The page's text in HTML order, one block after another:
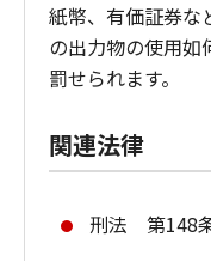
紙幣、有価証券な
の出力物の使用如
罰せられます。
関連法律
刑法 第148